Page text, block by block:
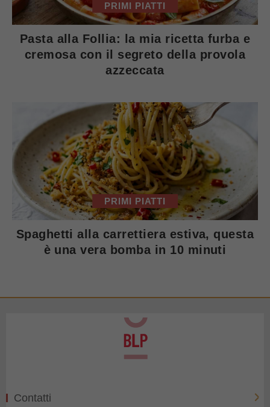
PRIMI PIATTI
Pasta alla Follia: la mia ricetta furba e
cremosa con il segreto della provola
azzeccata
PRIMI PIATTI
Spaghetti alla carrettiera estiva, questa
è una vera bomba in 10 minuti
Contatti